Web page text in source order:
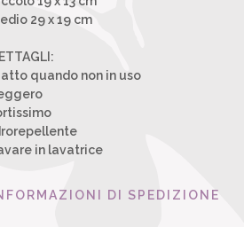
29 x 19 cm
quando non in uso
in lavatrice
DI SPEDIZIONE